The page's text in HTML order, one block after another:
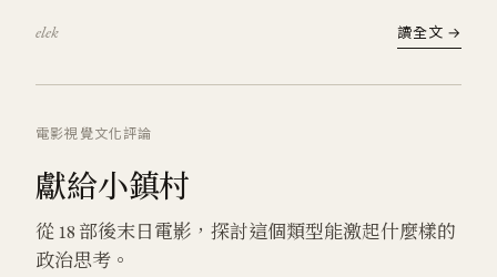
elek 讀全文 →
電影視覺文化評論
獻給小鎮村
從 18 部後末日電影，探討這個類型能激起什麼樣的
政治思考。